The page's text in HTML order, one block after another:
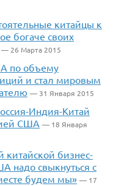
китайцы к
богаче своих
— 26 Марта 2015
по объему
и стал мировым
— 31 Января 2015
Индия-Китай
США — 18 Января
китайской бизнес-
надо свыкнуться с
будем мы» — 17